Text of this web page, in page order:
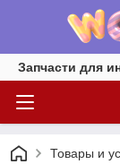
Запчасти для
Товары и